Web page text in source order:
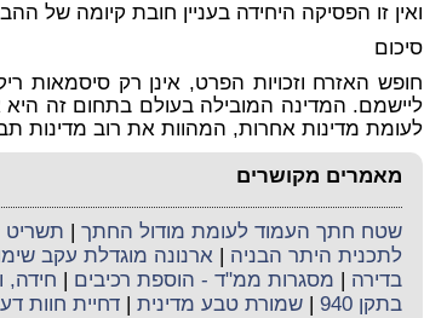
ואין זו הפסיקה היחידה בעניין חובת קיומה של
סיכום
חופש האזרח וזכויות הפרט, אינן רק סיסמאות
ליישמם. המדינה המובילה בעולם בתחום זה
לעומת מדינות אחרות, המהוות את רוב מדינות
מאמרים מקושרים
שטח חתך העמוד לעומת מודול החתך | תשריט
לתכנית היתר הבניה | ארנונה מוגדלת עקב
בדירה | מסגרות ממ"ד - הוספת רכיבים | חידה,
בתקן 940
| שמורת טבע מדינית | דחיית חוות